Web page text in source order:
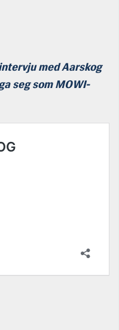
med Aarskog
seg som MOWI-